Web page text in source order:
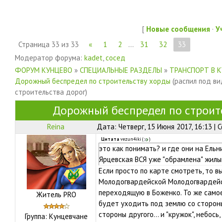
[ Новые сообщения ·
Страница 33 из 33 « 1 2 … 31 32
33
Модератор форума: kadet,сосед
ФОРУМ КУНЦЕВО » СПЕЦИАЛЬНЫЕ РАЗДЕЛЫ » ТРАНСПОРТ В
Дорожный беспредел по строительству хорды (распил под
строительства дорог)
Дорожный беспредел по
Reina Дата: Четверг, 15 Июня 2017, 16:13 |
Житель PRO
Группа: Кунцевчане
Цитата vezun4iki ( )
это как понимать? и где они на
Ярцевская ВСЯ уже "обрамлена"
Если просто по карте смотреть, то
Молодогвардейской
переходящую в Боженко. То же
будет уходить под землю со
стороны другого... и "кружок",